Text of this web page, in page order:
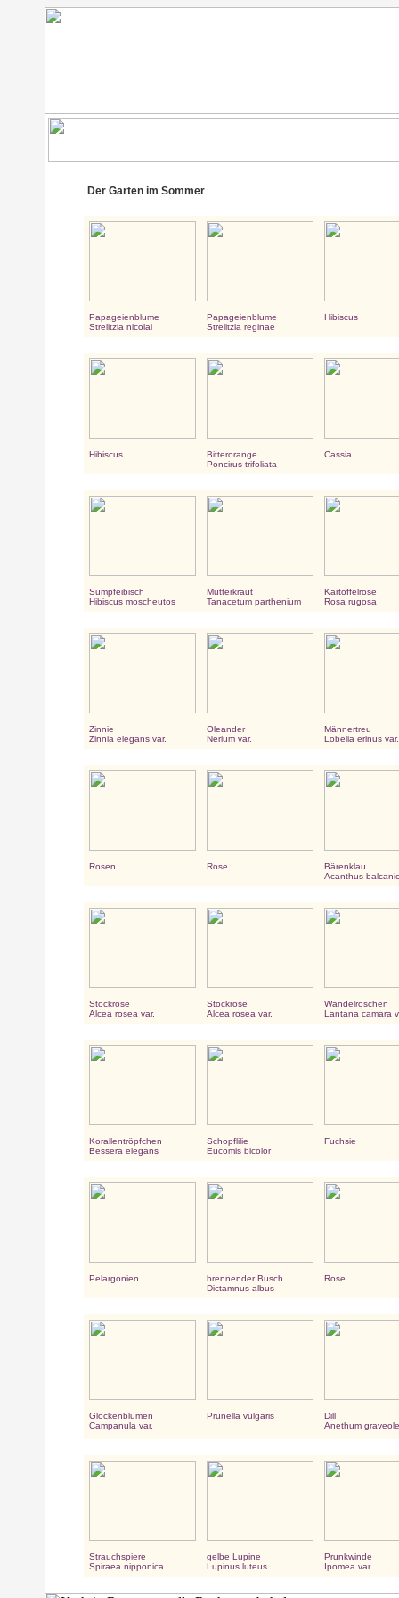
Der Garten im Sommer
Papageienblume
Strelitzia nicolai
Papageienblume
Strelitzia reginae
Hibiscus
Hibiscus
Bitterorange
Poncirus trifoliata
Cassia
Sumpfeibisch
Hibiscus moscheutos
Mutterkraut
Tanacetum parthenium
Kartoffelrose
Rosa rugosa
Zinnie
Zinnia elegans var.
Oleander
Nerium var.
Männertreu
Lobelia erinus var.
Rosen Rose
Bärenklau
Acanthus
Stockrose
Alcea rosea var.
Stockrose
Alcea rosea var.
Wandelröschen
Lantana camara
Korallentröpfchen
Bessera elegans
Schopflilie
Eucomis bicolor
Fuchsie
Pelargonien
brennender Busch
Dictamnus albus
Rose
Glockenblumen
Campanula var.
Prunella vulgaris
Dill
Anethum
Strauchspiere
Spiraea nipponica
gelbe Lupine
Lupinus luteus
Prunkwinde
Ipomea var.